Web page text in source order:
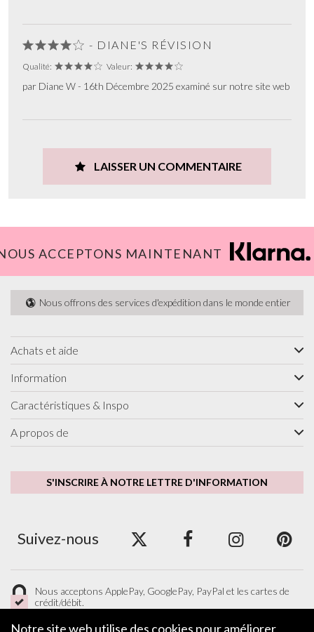
- DIANE'S RÉVISION
Qualité: Valeur:
par Diane W - 16th Décembre 2025 examiné sur notre site web
LAISSER UN COMMENTAIRE
ACCEPTONS MAINTENANT
Nous offrons des services d'expédition dans le monde entier
Achats et aide
Information
Caractéristiques & Inspo
A propos de
S'INSCRIRE À NOTRE LETTRE D'INFORMATION
Suivez-nous
Nous acceptons ApplePay, GooglePay, PayPal et les cartes de
crédit/débit.
Notre site web utilise des cookies pour améliorer